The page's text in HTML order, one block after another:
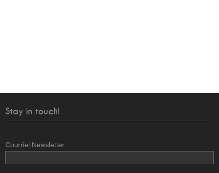
Stay in touch!
Courriel Newsletter: